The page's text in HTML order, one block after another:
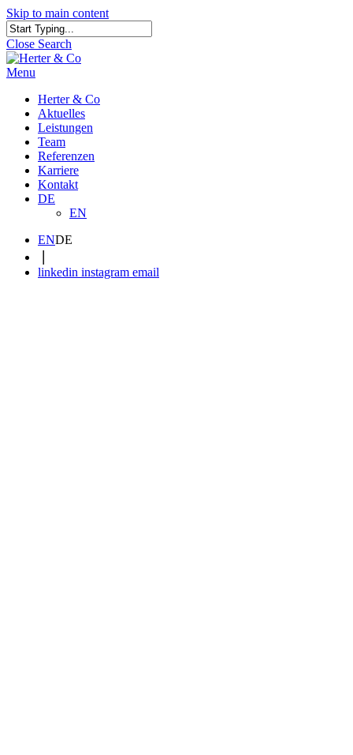
Skip to main content
Close Search
Menu
Herter & Co
Aktuelles
Leistungen
Team
Referenzen
Karriere
Kontakt
DE
EN
ENDE
|
linkedin instagram email